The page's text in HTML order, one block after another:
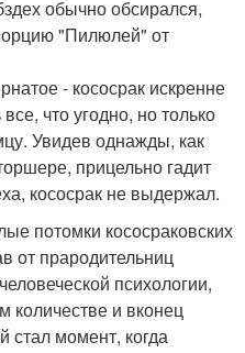
обычно обсирался,
"Пилюлей" от
- кососрак искренне
что угодно, но только
Увидев однажды, как
прицельно гадит
кососрак не выдержал.
потомки кососраковских
от прародительниц
психологии,
количестве и вконец
стал момент, когда